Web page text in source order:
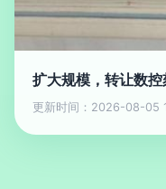
扩大规模，转让数
更新时间：2026-08-05